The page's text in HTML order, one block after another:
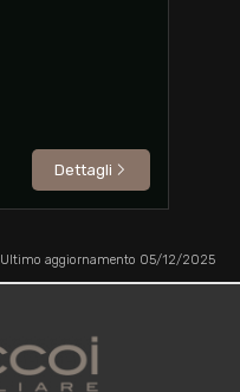
Dettagli
Ultimo aggiornamento 05/12/2025